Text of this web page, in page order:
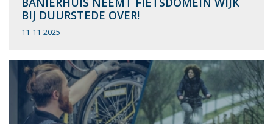
BIJ DUURSTEDE OVER!
11-11-2025